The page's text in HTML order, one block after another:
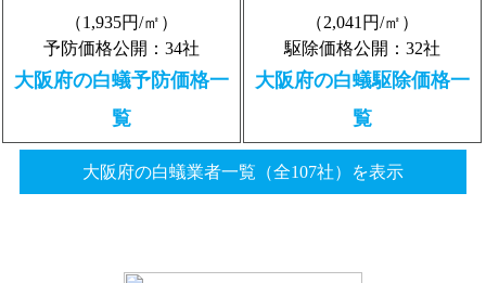
（1,935円/㎡）
予防価格公開：34社
大阪府の白蟻予防価格一
覧
（2,041円/㎡）
駆除価格公開：32社
大阪府の白蟻駆除価格一
覧
大阪府の白蟻業者一覧（全107社）を表示